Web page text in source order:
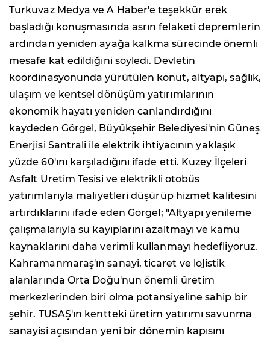
Turkuvaz Medya ve A Haber'e teşekkür erek
başladığı konuşmasında asrın felaketi depremlerin
ardından yeniden ayağa kalkma sürecinde önemli
mesafe kat edildiğini söyledi. Devletin
koordinasyonunda yürütülen konut, altyapı, sağlık,
ulaşım ve kentsel dönüşüm yatırımlarının
ekonomik hayatı yeniden canlandırdığını
kaydeden Görgel, Büyükşehir Belediyesi'nin Güneş
Enerjisi Santrali ile elektrik ihtiyacının yaklaşık
yüzde 60'ını karşıladığını ifade etti. Kuzey İlçeleri
Asfalt Üretim Tesisi ve elektrikli otobüs
yatırımlarıyla maliyetleri düşürüp hizmet kalitesini
artırdıklarını ifade eden Görgel; "Altyapı yenileme
çalışmalarıyla su kayıplarını azaltmayı ve kamu
kaynaklarını daha verimli kullanmayı hedefliyoruz.
Kahramanmaraş'ın sanayi, ticaret ve lojistik
alanlarında Orta Doğu'nun önemli üretim
merkezlerinden biri olma potansiyeline sahip bir
şehir. TUSAŞ'ın kentteki üretim yatırımı savunma
sanayisi açısından yeni bir dönemin kapısını